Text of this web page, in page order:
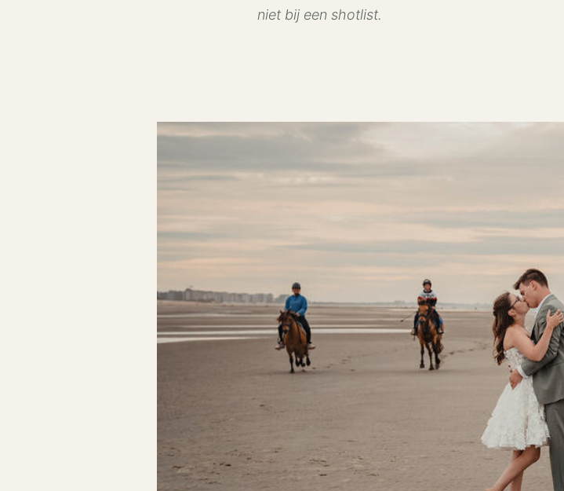
niet bij een shotlist.